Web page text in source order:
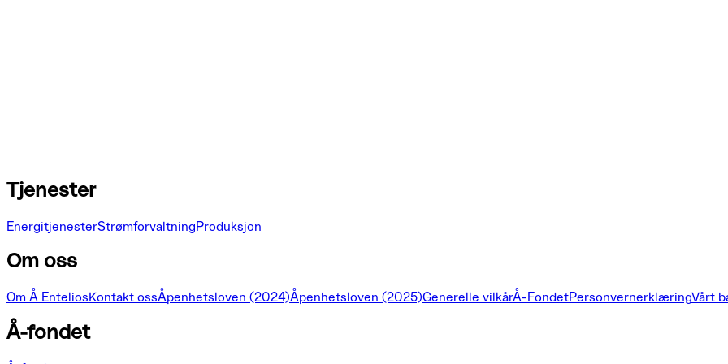
Tjenester
EnergitjenesterStrømforvaltningProduksjon
Om oss
Om Å EnteliosKontakt ossÅpenhetsloven (2024)Åpenhetsloven (2025)Generelle vilkårÅ-FondetPersonvernerklæringVårt
Å-fondet